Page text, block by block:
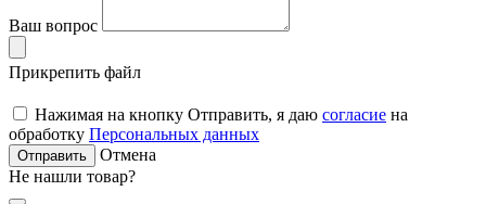
Ваш вопрос
Прикрепить файл
Нажимая на кнопку Отправить, я даю согласие на
обработку Персональных данных
Отправить
Отмена
Не нашли товар?